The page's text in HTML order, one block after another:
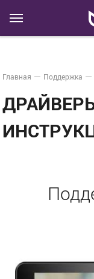
Главная Поддержка